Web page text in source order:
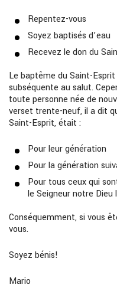
Repentez-vous
Soyez baptisés d’eau
Recevez le don du
Le baptême du Saint-
subséquente au salut.
toute personne née de
verset trente-neuf, il a dit
Saint-Esprit, était :
Pour leur génération
Pour la génération
Pour tous ceux qui
le Seigneur notre Dieu
Conséquemment, si vous
vous.
Soyez bénis!
Mario